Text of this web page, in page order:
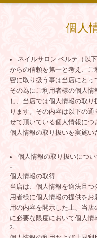
個人
ネイルサロン ベルテ（以
からの信頼を第一と考え、
密に取り扱う事は当店にとっ
その為にご利用者様の個人
し、当店では個人情報の取
ります。その内容は以下の
せて頂いている個人情報に
個人情報の取り扱いを実施い
個人情報の取り扱いについ
個人情報の取得
当店は、個人情報を適法且
用者様に個人情報の提供を
用の内容を開示した上、当
に必要な限度において個人情